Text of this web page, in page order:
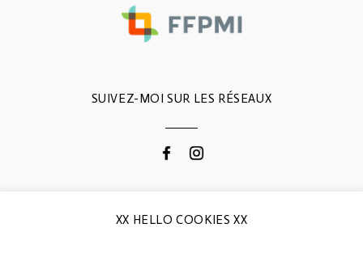
SUIVEZ-MOI SUR LES RÉSEAUX
CONTACTEZ-MOI
XX HELLO COOKIES XX